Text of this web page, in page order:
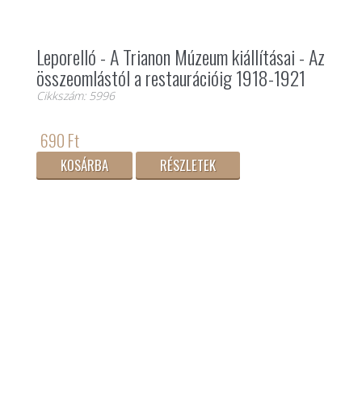
Leporelló - A Trianon Múzeum kiállításai - Az
összeomlástól a restaurációig 1918-1921
Cikkszám: 5996
690 Ft
KOSÁRBA RÉSZLETEK